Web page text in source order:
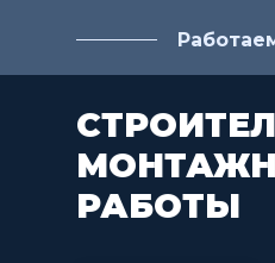
РАБОТЫ